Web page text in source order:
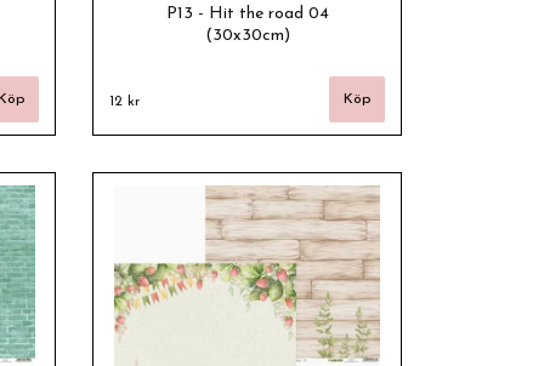
P13 - Hit the road 04
(30x30cm)
12 kr